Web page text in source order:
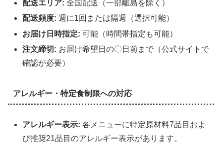
配送エリア: 全国配送（一部離島を除く）
配送頻度: 週に1回または隔週（選択可能）
お届け日時指定: 可能（時間帯指定も可能）
注文締切: お届け希望日の〇日前まで（公式サイトで
確認が必要）
アレルギー・特定食制限への対応
アレルギー表示: 各メニューに特定原材料7品目およ
び推奨21品目のアレルギー表示があります。